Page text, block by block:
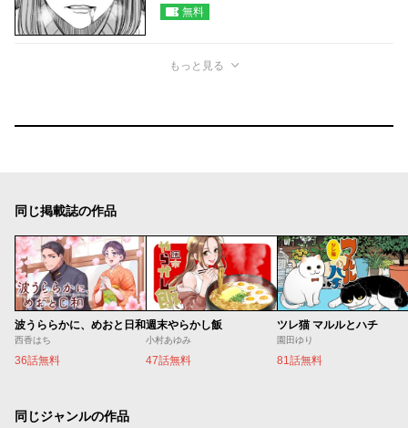
無料
もっと見る
同じ掲載誌の作品
波うららかに、めおと日和
西香はち
36話無料
週末やらかし飯
小村あゆみ
47話無料
ツレ猫 マルルとハチ
園田ゆり
81話無料
同じジャンルの作品